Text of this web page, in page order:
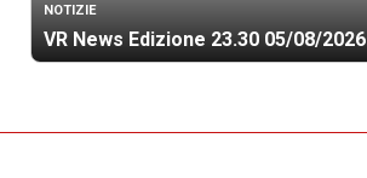
NOTIZIE
VR News Edizione 23.30 05/08/2026